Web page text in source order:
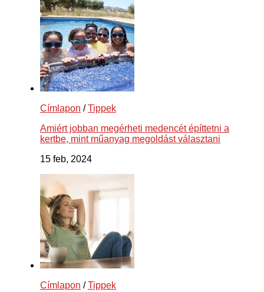
Címlapon /Tippek
Amiért jobban megérheti medencét építtetni a
kertbe, mint műanyag megoldást választani
15 feb, 2024
Címlapon /Tippek